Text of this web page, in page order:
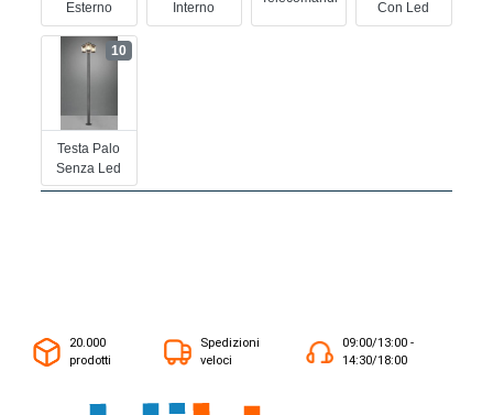
Esterno
Interno
Con Led
Testa Palo
Senza Led
10
20.000
prodotti
Spedizioni
veloci
09:00/13:00 -
14:30/18:00